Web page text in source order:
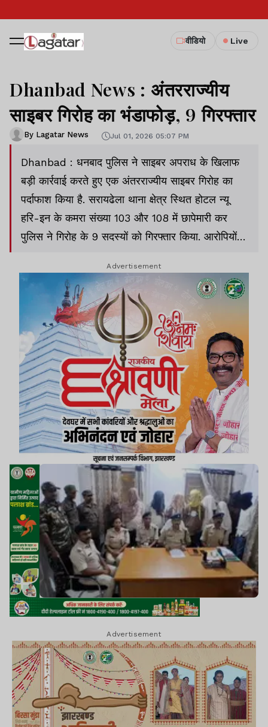
वीडियो Live
Dhanbad News : अंतरराज्यीय
साइबर गिरोह का भंडाफोड़, 9 गिरफ्तार
By Lagatar News Jul 01, 2026 05:07 PM
Dhanbad : धनबाद पुलिस ने साइबर अपराध के खिलाफ
बड़ी कार्रवाई करते हुए एक अंतरराज्यीय साइबर गिरोह का
पर्दाफाश किया है. सरायढेला थाना क्षेत्र स्थित होटल न्यू
हरि-इन के कमरा संख्या 103 और 108 में छापेमारी कर
पुलिस ने गिरोह के 9 सदस्यों को गिरफ्तार किया. आरोपियों के
इस्तेमाल होने वाले कई इलेक्ट्रॉनिक उपकरण और बैंकिंग
दस्तावेज बरामद किए गए हैं. यह जानकारी सीसीआर डीएसपी
प्रदीप कुमार साव ने बुधवार को प्रेस वार्ता कर दी.
Advertisement
Advertisement